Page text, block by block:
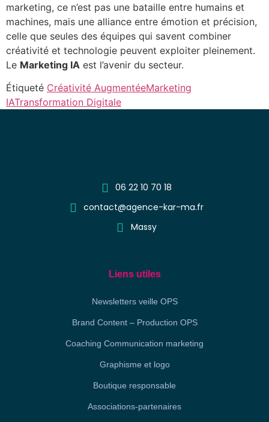
marketing, ce n’est pas une bataille entre humains et
machines, mais une alliance entre émotion et précision,
celle que seules des équipes qui savent combiner
créativité et technologie peuvent exploiter pleinement.
Le Marketing IA est l’avenir du secteur.
Étiqueté Créativité AugmentéeMarketing
IATransformation Digitale
06 22 10 70 18
contact@agence-kar-ma.fr
Massy
Liens utiles
Newsletters veille OPS
Brand Content – Production OPS
Coaching Communication marketing
Graphisme et logo
Boutique responsable
Associations-partenaires